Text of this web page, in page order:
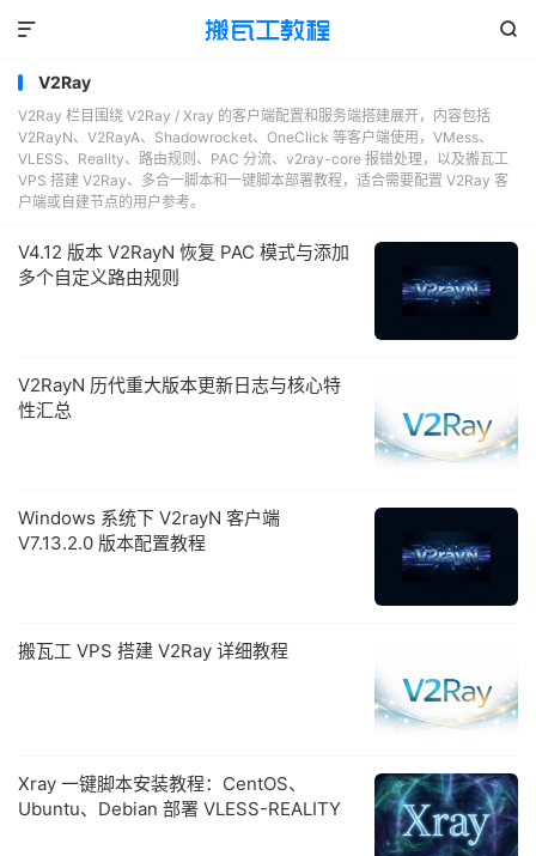


V2Ray
V2Ray 栏目围绕 V2Ray / Xray 的客户端配置和服务端搭建展开，内容包括
V2RayN、V2RayA、Shadowrocket、OneClick 等客户端使用，VMess、
VLESS、Reality、路由规则、PAC 分流、v2ray-core 报错处理，以及搬瓦工
VPS 搭建 V2Ray、多合一脚本和一键脚本部署教程，适合需要配置 V2Ray 客
户端或自建节点的用户参考。
V4.12 版本 V2RayN 恢复 PAC 模式与添加
多个自定义路由规则
V2RayN 历代重大版本更新日志与核心特
性汇总
Windows 系统下 V2rayN 客户端
V7.13.2.0 版本配置教程
搬瓦工 VPS 搭建 V2Ray 详细教程
Xray 一键脚本安装教程：CentOS、
Ubuntu、Debian 部署 VLESS-REALITY